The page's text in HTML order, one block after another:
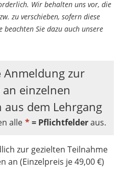
Wir behalten uns vor, die
zu verschieben, sofern diese
Sie dazu auch unsere
Anmeldung zur
einzelnen
dem Lehrgang
alle *= Pflichtfelderaus.
zur gezielten Teilnahme
an (Einzelpreis je 49,00 €)